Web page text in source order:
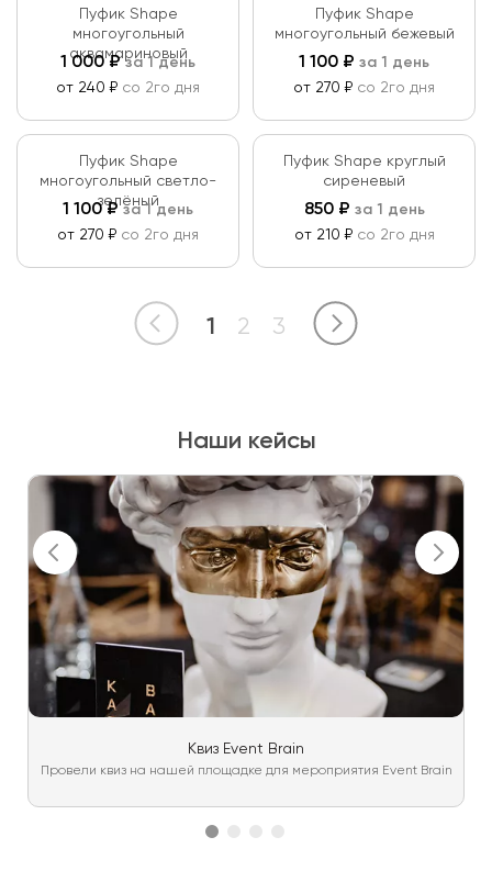
Пуфик Shape
многоугольный
аквамариновый
1 000₽за 1 день
от 240 ₽ со 2го дня
Пуфик Shape
многоугольный бежевый
1 100 ₽ за 1 день
от 270 ₽ со 2го дня
Пуфик Shape
многоугольный светло-
зелёный
1 100₽за 1 день
от 270 ₽ со 2го дня
Пуфик Shape круглый
сиреневый
850₽ за 1 день
от 210 ₽ со 2го дня
1 2 3
Наши кейсы
Квиз Event Brain
Провели квиз на нашей площадке для мероприятия Event Brain